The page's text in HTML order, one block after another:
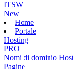
ITSW
New
Home
Portale
Hosting
PRO
Nomi di dominio
Pagine